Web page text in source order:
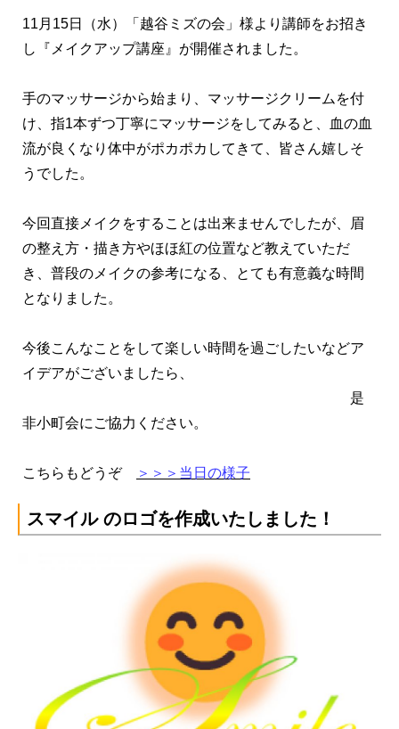
11月15日（水）「越谷ミズの会」様より講師をお招き
し『メイクアップ講座』が開催されました。
手のマッサージから始まり、マッサージクリームを付
け、指1本ずつ丁寧にマッサージをしてみると、血の血
流が良くなり体中がポカポカしてきて、皆さん嬉しそ
うでした。
今回直接メイクをすることは出来ませんでしたが、眉
の整え方・描き方やほほ紅の位置など教えていただ
き、普段のメイクの参考になる、とても有意義な時間
となりました。
今後こんなことをして楽しい時間を過ごしたいなどア
イデアがございましたら、
是
非小町会にご協力ください。
こちらもどうぞ ＞＞＞当日の様子
スマイル のロゴを作成いたしました！